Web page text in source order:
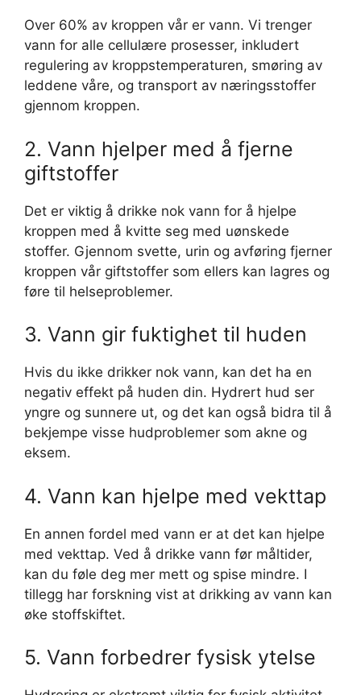
Over 60% av kroppen vår er vann. Vi trenger
vann for alle cellulære prosesser, inkludert
regulering av kroppstemperaturen, smøring av
leddene våre, og transport av næringsstoffer
gjennom kroppen.
2. Vann hjelper med å fjerne
giftstoffer
Det er viktig å drikke nok vann for å hjelpe
kroppen med å kvitte seg med uønskede
stoffer. Gjennom svette, urin og avføring fjerner
kroppen vår giftstoffer som ellers kan lagres og
føre til helseproblemer.
3. Vann gir fuktighet til huden
Hvis du ikke drikker nok vann, kan det ha en
negativ effekt på huden din. Hydrert hud ser
yngre og sunnere ut, og det kan også bidra til å
bekjempe visse hudproblemer som akne og
eksem.
4. Vann kan hjelpe med vekttap
En annen fordel med vann er at det kan hjelpe
med vekttap. Ved å drikke vann før måltider,
kan du føle deg mer mett og spise mindre. I
tillegg har forskning vist at drikking av vann kan
øke stoffskiftet.
5. Vann forbedrer fysisk ytelse